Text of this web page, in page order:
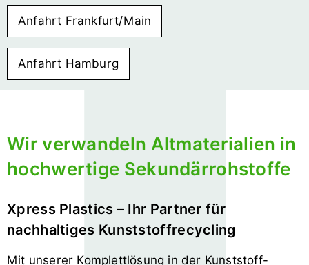
Anfahrt Frankfurt/Main
Anfahrt Hamburg
Wir verwandeln Altmaterialien in
hochwertige Sekundärrohstoffe
Xpress Plastics – Ihr Partner für
nachhaltiges Kunststoffrecycling
Mit unserer Komplettlösung in der Kunststoff-